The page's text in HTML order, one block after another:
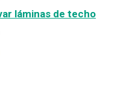
láminas de techo